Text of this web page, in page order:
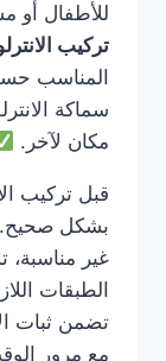
للأطفال أو
تركيب
المناسب
سماكة
مكان لآخر.
قبل تركيب
بشكل صحيح.
غير
الطبقات
تضمن ثبات
مع مرور